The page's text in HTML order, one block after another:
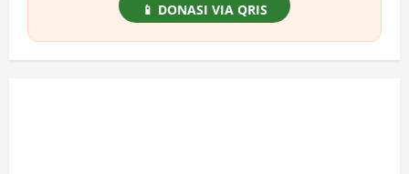
📱 DONASI VIA QRIS